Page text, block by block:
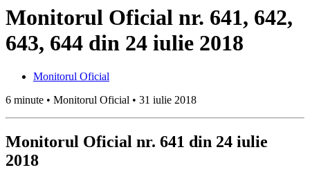
Monitorul Oficial nr. 641, 642,
643, 644 din 24 iulie 2018
Monitorul Oficial
6 minute • Monitorul Oficial • 31 iulie 2018
Monitorul Oficial nr. 641 din 24 iulie
2018